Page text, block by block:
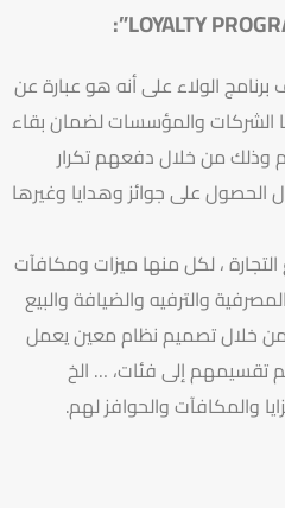
الولاء على أنه هو عبارة عن
الشركات والمؤسسات لضمان بقاء
وذلك من خلال دفعهم تكرار
الحصول على جوائز وهدايا وغيرها
، لكل منها ميزات ومكافآت
والترفيه والضيافة والبيع
من خلال تصميم نظام معين يعمل
تقسيمهم إلى فئات، … الخ
والمكافآت والحوافز لهم.